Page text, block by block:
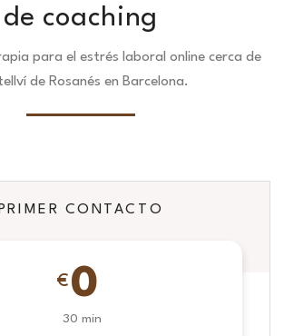
de coaching
para el estrés laboral online cerca de
de Rosanés en Barcelona.
PRIMER CONTACTO
€ 0
30 min